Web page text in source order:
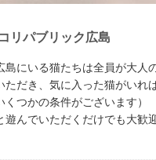
リパブリック広島
島にいる猫たちは全員が大人
ただき、気に入った猫がいれ
くつかの条件がございます）
遊んでいただくだけでも大歓